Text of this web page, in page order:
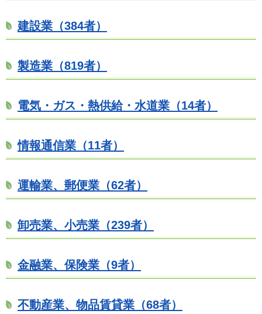
建設業（384者）
製造業（819者）
電気・ガス・熱供給・水道業（14者）
情報通信業（11者）
運輸業、郵便業（62者）
卸売業、小売業（239者）
金融業、保険業（9者）
不動産業、物品賃貸業（68者）